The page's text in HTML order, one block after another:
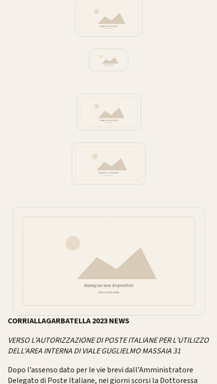
CORRIALLAGARBATELLA 2023 NEWS
VERSO L’AUTORIZZAZIONE DI POSTE ITALIANE PER L’UTILIZZO
DELL'AREA INTERNA DI VIALE GUGLIELMO MASSAIA 31
Dopo l’assenso dato per le vie brevi dall’Amministratore
Delegato di Poste Italiane, nei giorni scorsi la Dottoressa